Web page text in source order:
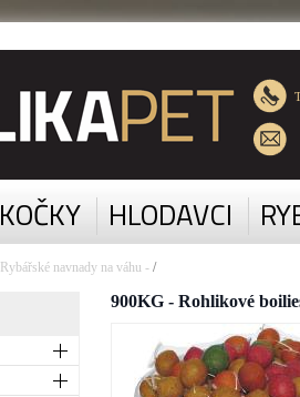
KOČKY HLODAVCI
Rybářské navnady na váhu - /
900KG - Rohlikové